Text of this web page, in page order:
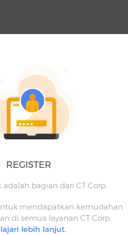
REGISTER
bagian dari CT Corp.
mendapatkan kemudahan
di semua layanan CT Corp.
lebih lanjut.